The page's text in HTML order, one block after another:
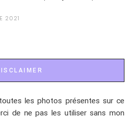
2021
les photos présentes sur ce
de ne pas les utiliser sans mon